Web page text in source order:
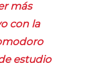
más
con la
estudio